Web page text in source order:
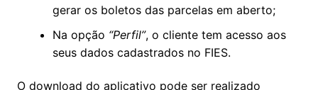
gerar os boletos das parcelas em aberto;
Na opção “Perfil”, o cliente tem acesso aos
seus dados cadastrados no FIES.
O download do aplicativo pode ser realizado